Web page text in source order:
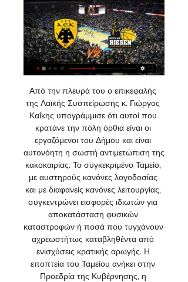
Από την πλευρά του ο επικεφαλής
της Λαϊκής Συσπείρωσης κ. Γιώργος
Καΐκης υπογράμμισε ότι αυτοί που
κρατάνε την πόλη όρθια είναι οι
εργαζόμενοι του Δήμου και είναι
αυτονόητη η σωστή αντιμετώπιση της
κακοκαιρίας. Το συγκεκριμένο Ταμείο,
με αυστηρούς κανόνες λογοδοσίας
και με διαφανείς κανόνες λειτουργίας,
συγκεντρώνει εισφορές ιδιωτών για
αποκατάσταση φυσικών
καταστροφών ή ποσά που τυγχάνουν
αχρεωστήτως καταβληθέντα από
ενισχύσεις κρατικής αρωγής. Η
εποπτεία του Ταμείου ανήκει στην
Προεδρία της Κυβέρνησης, η